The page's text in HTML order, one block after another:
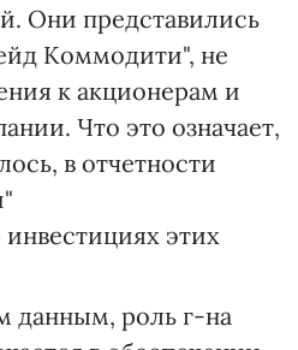
Они представились
Коммодити", не
к акционерам и
Что это означает,
в отчетности
этих
данным, роль г-на